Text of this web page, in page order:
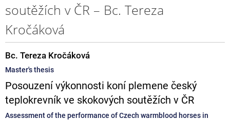
soutěžích v ČR – Bc. Tereza
Kročáková
Bc. Tereza Kročáková
Master's thesis
Posouzení výkonnosti koní plemene český
teplokrevník ve skokových soutěžích v ČR
Assessment of the performance of Czech warmblood horses in